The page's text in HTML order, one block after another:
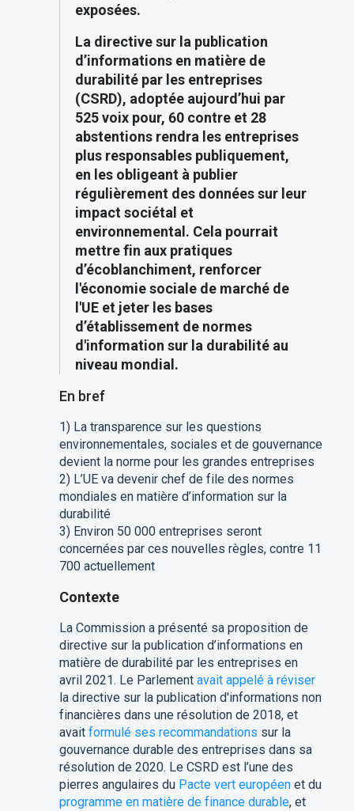
exposées.
La directive sur la publication
d’informations en matière de
durabilité par les entreprises
(CSRD), adoptée aujourd’hui par
525 voix pour, 60 contre et 28
abstentions rendra les entreprises
plus responsables publiquement,
en les obligeant à publier
régulièrement des données sur leur
impact sociétal et
environnemental. Cela pourrait
mettre fin aux pratiques
d’écoblanchiment, renforcer
l'économie sociale de marché de
l'UE et jeter les bases
d’établissement de normes
d'information sur la durabilité au
niveau mondial.
En bref
1) La transparence sur les questions
environnementales, sociales et de gouvernance
devient la norme pour les grandes entreprises
2) L’UE va devenir chef de file des normes
mondiales en matière d’information sur la
durabilité
3) Environ 50 000 entreprises seront
concernées par ces nouvelles règles, contre 11
700 actuellement
Contexte
La Commission a présenté sa proposition de
directive sur la publication d’informations en
matière de durabilité par les entreprises en
avril 2021. Le Parlement avait appelé à réviser
la directive sur la publication d'informations non
financières dans une résolution de 2018, et
avait formulé ses recommandations sur la
gouvernance durable des entreprises dans sa
résolution de 2020. Le CSRD est l’une des
pierres angulaires du Pacte vert européen et du
programme en matière de finance durable, et